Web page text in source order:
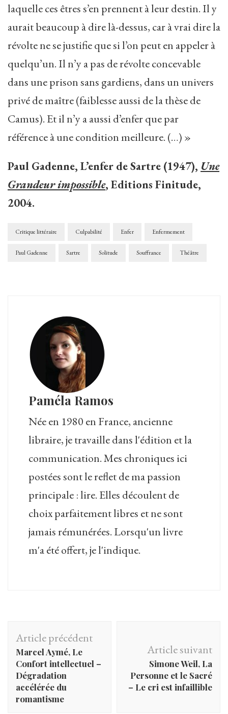
laquelle ces êtres s’en prennent à leur destin. Il y
aurait beaucoup à dire là-dessus, car à vrai dire la
révolte ne se justifie que si l’on peut en appeler à
quelqu’un. Il n’y a pas de révolte concevable
dans une prison sans gardiens, dans un univers
privé de maître (faiblesse aussi de la thèse de
Camus). Et il n’y a aussi d’enfer que par
référence à une condition meilleure. (…) »
Paul Gadenne, L’enfer de Sartre (1947), Une
Grandeur impossible, Editions Finitude,
2004.
Critique littéraire Culpabilité Enfer Enfermement
Paul Gadenne Sartre Solitude Souffrance Théâtre
Paméla Ramos
Née en 1980 en France, ancienne
libraire, je travaille dans l'édition et la
communication. Mes chroniques ici
postées sont le reflet de ma passion
principale : lire. Elles découlent de
choix parfaitement libres et ne sont
jamais rémunérées. Lorsqu'un livre
m'a été offert, je l'indique.
Navigation
d'article
Article précédent
Marcel Aymé, Le
Confort intellectuel –
Dégradation
accélérée du
romantisme
Article suivant
Simone Weil, La
Personne et le Sacré
– Le cri est infaillible